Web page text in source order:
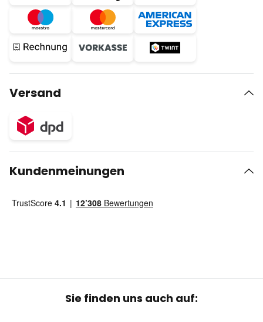
Versand
Kundenmeinungen
Sie finden uns auch auf: